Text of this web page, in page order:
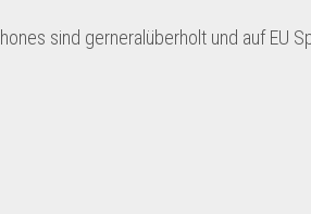
sind gerneralüberholt und auf EU